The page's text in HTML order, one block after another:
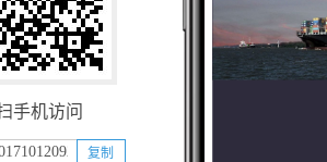
手机访问
复制